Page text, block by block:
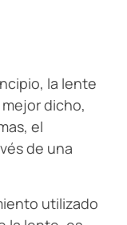
la lente
dicho,
el
de una
utilizado